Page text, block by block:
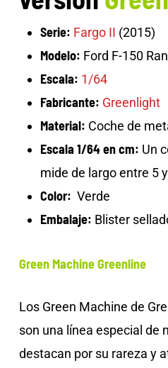
Serie: Fargo II (2015)
Modelo: Ford F-150
Escala: 1/64
Fabricante: Greenlight
Material: Coche de
Escala 1/64 en cm: Un
mide de largo entre 5
Color: Verde
Embalaje: Blister
Green Machine Greenline
Los Green Machine de
son una línea especial de
destacan por su rareza y